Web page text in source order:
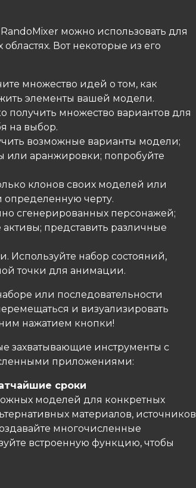
можно использовать для
Вот некоторые из его
множество идей о том, как
элементы вашей модели.
получить множество вариантов для
на выбор.
возможные варианты модели;
или аранжировки; попробуйте
клонов своих моделей или
черту.
сгенерированных персонажей;
представить различные
Используйте набор состояний,
точки для анимации.
или последовательности
и визуализировать
нажатием кнопки!
захватывающие инструменты с
приложениями:
сроки
моделей для конкретных
материалов, источников
многочисленные
встроенную функцию, чтобы